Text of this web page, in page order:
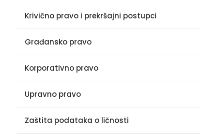
Krivično pravo i prekršajni postupci
Građansko pravo
Korporativno pravo
Upravno pravo
Zaštita podataka o ličnosti